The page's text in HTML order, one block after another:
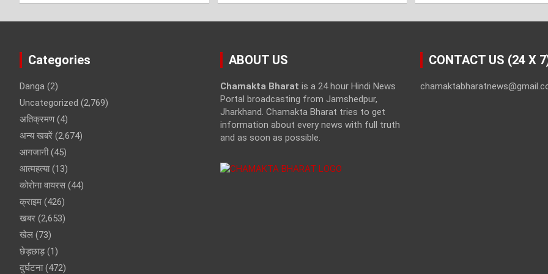
Categories
Danga (2)
Uncategorized (2,769)
अतिक्रमण(4)
अन्य खबरें (2,674)
आगजानी(45)
आत्महत्या(13)
कोरोना वायरस (44)
क्राइम (426)
खबर (2,653)
खेल (73)
छेड़छाड़(1)
दुर्घटना(472)
ABOUT US
Chamakta Bharat is a 24 hour Hindi News
Portal broadcasting from Jamshedpur,
Jharkhand. Chamakta Bharat tries to get
information about every news with full truth
and as soon as possible.
CONTACT US (24 X